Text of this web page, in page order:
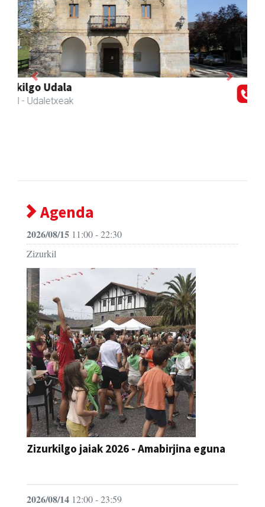
Previous Next
Agenda
2026/08/15 11:00 - 22:30
Zizurkil
Zizurkilgo jaiak 2026 - Amabirjina eguna
2026/08/14 12:00 - 23:59